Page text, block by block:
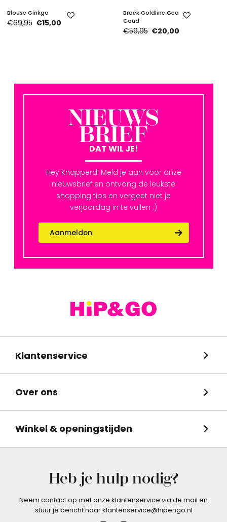
Blouse Ginkgo
€69,95 €15,00
Broek Goldline Gea
Goud
€59,95 €20,00
NIEUWS
BRIEF
DAT WIL JE!
Hey Knapperd! Meld je aan voor onze
nieuwsbrief en ontvang de leukste
shopping tips en vergeet niet je
verjaardag in te vullen ;)
Aanmelden
Klantenservice
Over ons
Winkel & openingstijden
Heb je hulp nodig?
Neem contact op met onze klantenservice via de mail en
stuur je bericht naar klantenservice@hipengo.nl